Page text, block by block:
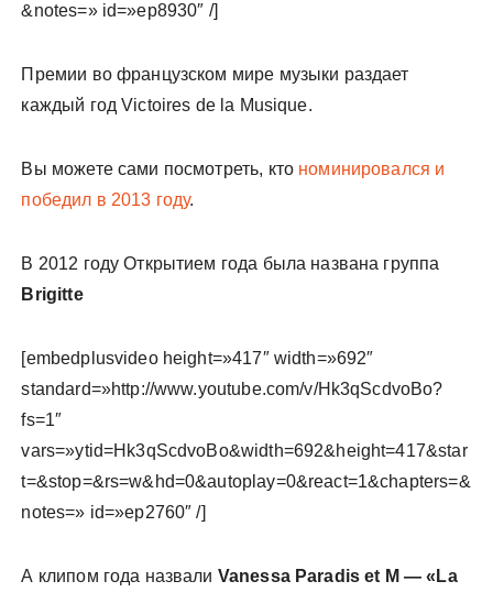
&notes=» id=»ep8930″ /]
Премии во французском мире музыки раздает
каждый год Victoires de la Musique.
Вы можете сами посмотреть, кто номинировался и
победил в 2013 году.
В 2012 году Открытием года была названа группа
Brigitte
[embedplusvideo height=»417″ width=»692″
standard=»http://www.youtube.com/v/Hk3qScdvoBo?
fs=1″
vars=»ytid=Hk3qScdvoBo&width=692&height=417&star
t=&stop=&rs=w&hd=0&autoplay=0&react=1&chapters=&
notes=» id=»ep2760″ /]
А клипом года назвали Vanessa Paradis et M — «La